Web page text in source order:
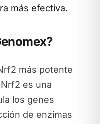
más efectiva.
más potente
es una
los genes
de enzimas